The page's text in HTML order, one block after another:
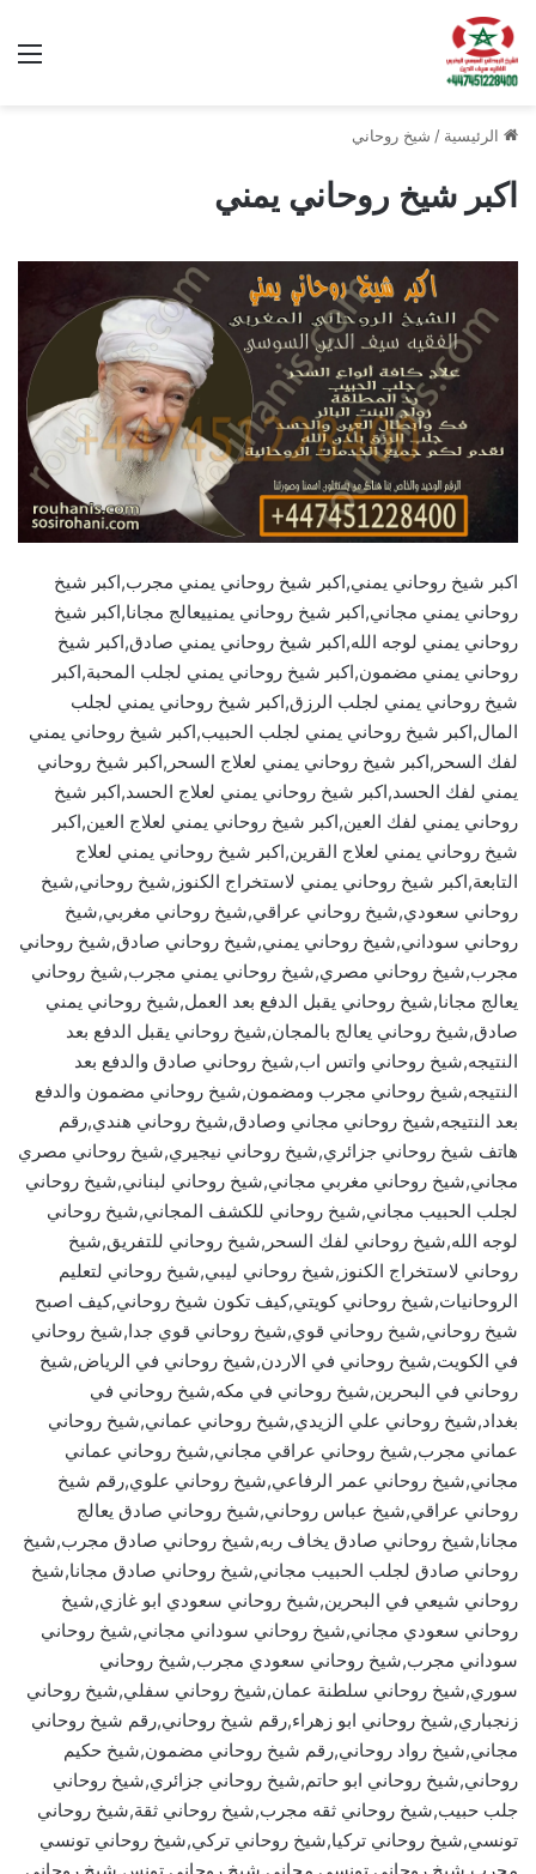
الرئيسية / شيخ روحاني
اكبر شيخ روحاني يمني
اكبر شيخ روحاني يمني,اكبر شيخ روحاني يمني مجرب,اكبر شيخ
روحاني يمني مجاني,اكبر شيخ روحاني يمنييعالج مجانا,اكبر شيخ
روحاني يمني لوجه الله,اكبر شيخ روحاني يمني صادق,اكبر شيخ
روحاني يمني مضمون,اكبر شيخ روحاني يمني لجلب المحبة,اكبر
شيخ روحاني يمني لجلب الرزق,اكبر شيخ روحاني يمني لجلب
المال,اكبر شيخ روحاني يمني لجلب الحبيب,اكبر شيخ روحاني يمني
لفك السحر,اكبر شيخ روحاني يمني لعلاج السحر,اكبر شيخ روحاني
يمني لفك الحسد,اكبر شيخ روحاني يمني لعلاج الحسد,اكبر شيخ
روحاني يمني لفك العين,اكبر شيخ روحاني يمني لعلاج العين,اكبر
شيخ روحاني يمني لعلاج القرين,اكبر شيخ روحاني يمني لعلاج
التابعة,اكبر شيخ روحاني يمني لاستخراج الكنوز,شيخ روحاني,شيخ
روحاني سعودي,شيخ روحاني عراقي,شيخ روحاني مغربي,شيخ
روحاني سوداني,شيخ روحاني يمني,شيخ روحاني صادق,شيخ روحاني
مجرب,شيخ روحاني مصري,شيخ روحاني يمني مجرب,شيخ روحاني
يعالج مجانا,شيخ روحاني يقبل الدفع بعد العمل,شيخ روحاني يمني
صادق,شيخ روحاني يعالج بالمجان,شيخ روحاني يقبل الدفع بعد
النتيجه,شيخ روحاني واتس اب,شيخ روحاني صادق والدفع بعد
النتيجه,شيخ روحاني مجرب ومضمون,شيخ روحاني مضمون والدفع
بعد النتيجه,شيخ روحاني مجاني وصادق,شيخ روحاني هندي,رقم
هاتف شيخ روحاني جزائري,شيخ روحاني نيجيري,شيخ روحاني مصري
مجاني,شيخ روحاني مغربي مجاني,شيخ روحاني لبناني,شيخ روحاني
لجلب الحبيب مجاني,شيخ روحاني للكشف المجاني,شيخ روحاني
لوجه الله,شيخ روحاني لفك السحر,شيخ روحاني للتفريق,شيخ
روحاني لاستخراج الكنوز,شيخ روحاني ليبي,شيخ روحاني لتعليم
الروحانيات,شيخ روحاني كويتي,كيف تكون شيخ روحاني,كيف اصبح
شيخ روحاني,شيخ روحاني قوي,شيخ روحاني قوي جدا,شيخ روحاني
في الكويت,شيخ روحاني في الاردن,شيخ روحاني في الرياض,شيخ
روحاني في البحرين,شيخ روحاني في مكه,شيخ روحاني في
بغداد,شيخ روحاني علي الزيدي,شيخ روحاني عماني,شيخ روحاني
عماني مجرب,شيخ روحاني عراقي مجاني,شيخ روحاني عماني
مجاني,شيخ روحاني عمر الرفاعي,شيخ روحاني علوي,رقم شيخ
روحاني عراقي,شيخ عباس روحاني,شيخ روحاني صادق يعالج
مجانا,شيخ روحاني صادق يخاف ربه,شيخ روحاني صادق مجرب,شيخ
روحاني صادق لجلب الحبيب مجاني,شيخ روحاني صادق مجانا,شيخ
روحاني شيعي في البحرين,شيخ روحاني سعودي ابو غازي,شيخ
روحاني سعودي مجاني,شيخ روحاني سوداني مجاني,شيخ روحاني
سوداني مجرب,شيخ روحاني سعودي مجرب,شيخ روحاني
سوري,شيخ روحاني سلطنة عمان,شيخ روحاني سفلي,شيخ روحاني
زنجباري,شيخ روحاني ابو زهراء,رقم شيخ روحاني,رقم شيخ روحاني
مجاني,شيخ رواد روحاني,رقم شيخ روحاني مضمون,شيخ حكيم
روحاني,شيخ روحاني ابو حاتم,شيخ روحاني جزائري,شيخ روحاني
جلب حبيب,شيخ روحاني ثقه مجرب,شيخ روحاني ثقة,شيخ روحاني
تونسي,شيخ روحاني تركيا,شيخ روحاني تركي,شيخ روحاني تونسي